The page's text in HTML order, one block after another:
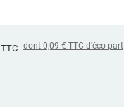
TTC dont 0,09 € TTC d'éco-part